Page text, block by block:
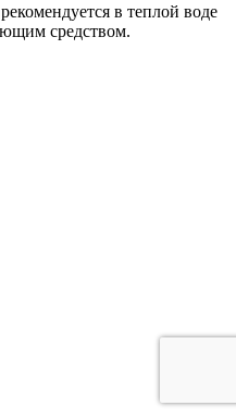
в теплой воде
средством.